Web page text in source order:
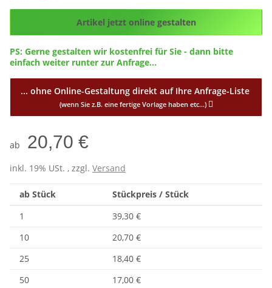
Config_ID
Config_ID
Artikel jetzt online gestalten
PS: Gerne gestalten wir kostenfrei für Sie - dann bitte
einfach weiter runter zur Anfrage...
... ohne Online-Gestaltung direkt auf Ihre Anfrage-Liste
(wenn Sie z.B. eine fertige Vorlage haben etc...)
ab 20,70 €
inkl. 19% USt. , zzgl. Versand
ab Stück
Stückpreis / Stück
1
39,30 €
10
20,70 €
25
18,40 €
50
17,00 €